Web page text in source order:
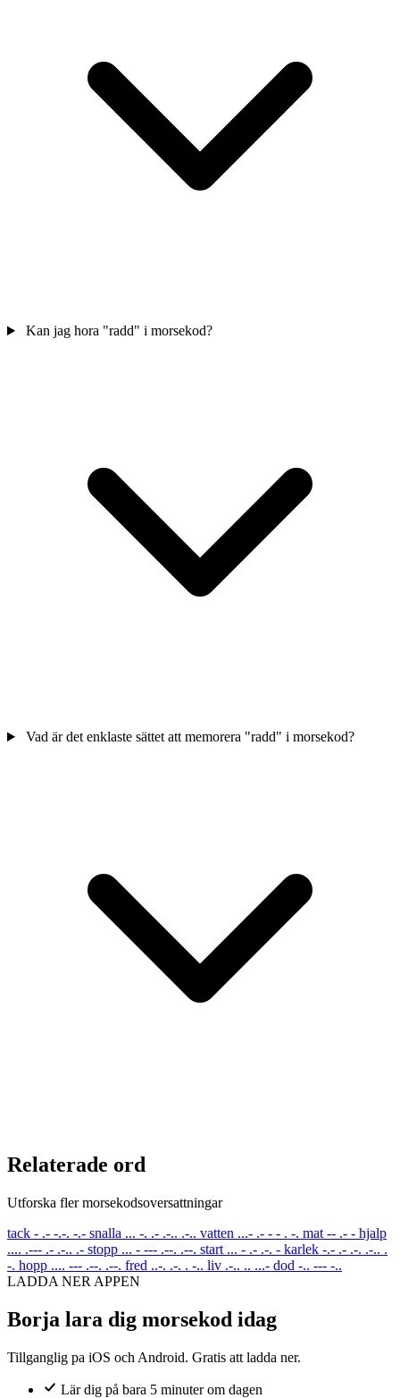
Kan jag hora "radd" i morsekod?
Vad är det enklaste sättet att memorera "radd" i morsekod?
Relaterade ord
Utforska fler morsekodsoversattningar
tack - .- -.-. -.- snalla ... -. .- .-.. .-.. vatten ...- .- - - . -. mat -- .- - hjalp
.... .--- .- .-.. .- stopp ... - --- .--. .--. start ... - .- .-. - karlek -.- .- .-. .-.. .
-. hopp .... --- .--. .--. fred ..-. .-. . -.. liv .-.. .. ...- dod -.. --- -..
LADDA NER APPEN
Borja lara dig morsekod idag
Tillganglig pa iOS och Android. Gratis att ladda ner.
Lär dig på bara 5 minuter om dagen